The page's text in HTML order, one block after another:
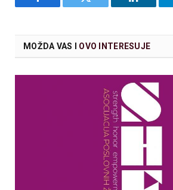
Facebook Twitter LinkedIn
MOŽDA VAS I OVO INTERESUJE